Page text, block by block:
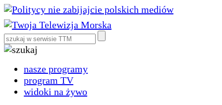
nasze programy
program TV
widoki na żywo